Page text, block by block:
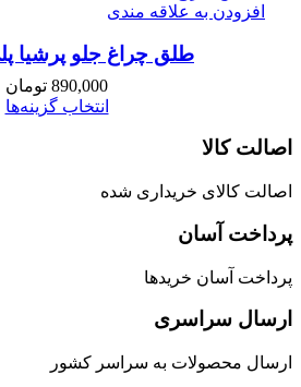
افزودن به علاقه مندی
طلق چراغ جلو پرشیا
890,000 تومان
انتخاب گزینه‌ها
اصالت کالا
اصالت کالای خریداری شده
پرداخت آسان
پرداخت آسان خریدها
ارسال سراسری
ارسال محصولات به سراسر کشور